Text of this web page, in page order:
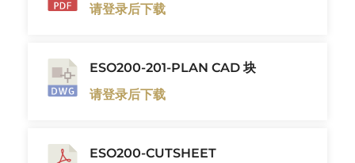
请登录后下载
ESO200-201-PLAN CAD 块
请登录后下载
ESO200-CUTSHEET